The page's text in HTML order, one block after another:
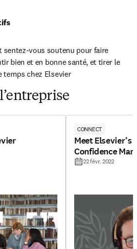
sentez-vous soutenu pour faire
bien et en bonne santé, et tirer le
chez Elsevier
CONNECT
Meet
Confidence
22 févr. 2022